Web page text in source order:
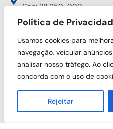
Política de
Usamos cookies para
navegação, veicular
analisar nosso tráfego. Ao
concorda com o uso de
Rejeitar
Cep: 38.950-000
(34) 3631-5750
Segunda à sexta das 8:00h
Siga nas redes sociais